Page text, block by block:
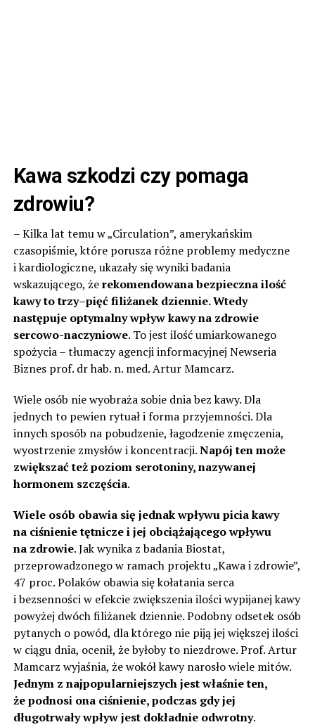
Kawa szkodzi czy pomaga
zdrowiu?
– Kilka lat temu w „Circulation”, amerykańskim
czasopiśmie, które porusza różne problemy medyczne
i kardiologiczne, ukazały się wyniki badania
wskazującego, żerekomendowana bezpieczna ilość
kawy to trzy–pięć filiżanek dziennie. Wtedy
następuje optymalny wpływ kawy na zdrowie
sercowo-naczyniowe. To jest ilość umiarkowanego
spożycia – tłumaczy agencji informacyjnej Newseria
Biznes prof. dr hab. n. med. Artur Mamcarz.
Wiele osób nie wyobraża sobie dnia bez kawy. Dla
jednych to pewien rytuał i forma przyjemności. Dla
innych sposób na pobudzenie, łagodzenie zmęczenia,
wyostrzenie zmysłów i koncentracji.Napój ten może
zwiększać też poziom serotoniny, nazywanej
hormonem szczęścia.
Wiele osób obawia się jednak wpływu picia kawy
na ciśnienie tętnicze i jej obciążającego wpływu
na zdrowie. Jak wynika z badania Biostat,
przeprowadzonego w ramach projektu „Kawa i zdrowie”,
47 proc. Polaków obawia się kołatania serca
i bezsenności w efekcie zwiększenia ilości wypijanej kawy
powyżej dwóch filiżanek dziennie. Podobny odsetek osób
pytanych o powód, dla którego nie piją jej większej ilości
w ciągu dnia, ocenił, że byłoby to niezdrowe. Prof. Artur
Mamcarz wyjaśnia, że wokół kawy narosło wiele mitów.
Jednym z najpopularniejszych jest właśnie ten,
że podnosi ona ciśnienie, podczas gdy jej
długotrwały wpływ jest dokładnie odwrotny.